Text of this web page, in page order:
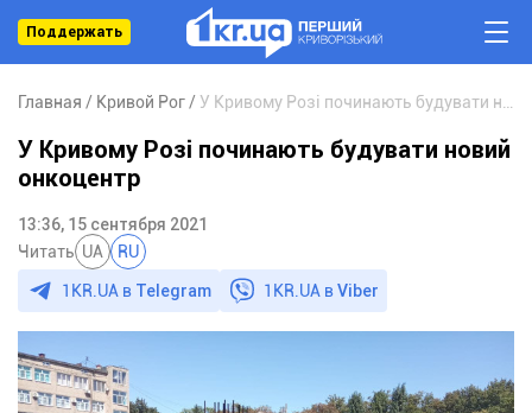
Поддержать
Главная Кривой Рог
У Кривому Розі починають будувати новий
онкоцентр
13:36, 15 сентября 2021
Читать UA RU
1KR.UA в Telegram 1KR.UA вViber